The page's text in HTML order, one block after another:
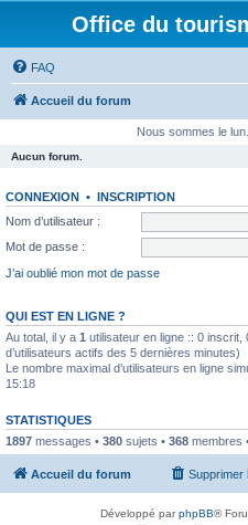
Office du
FAQ
Accueil du forum
Nous sommes le
Aucun forum.
CONNEXION • INSCRIPTION
Nom d’utilisateur :
Mot de passe :
J’ai oublié mon mot de passe
QUI EST EN LIGNE ?
Au total, il y a 1 utilisateur en ligne :: 0 inscrit,
d’utilisateurs actifs des 5 dernières minutes)
Le nombre maximal d’utilisateurs en ligne
15:18
STATISTIQUES
1897 messages • 380 sujets • 368 membres
Accueil du forum Supprimer
Développé parphpBB®